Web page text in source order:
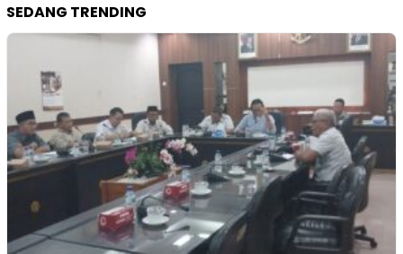
SEDANG TRENDING